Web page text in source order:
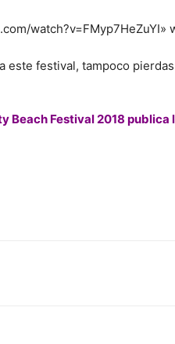
watch?v=FMyp7HeZuYI»
este festival, tampoco
Beach Festival 2018 publica